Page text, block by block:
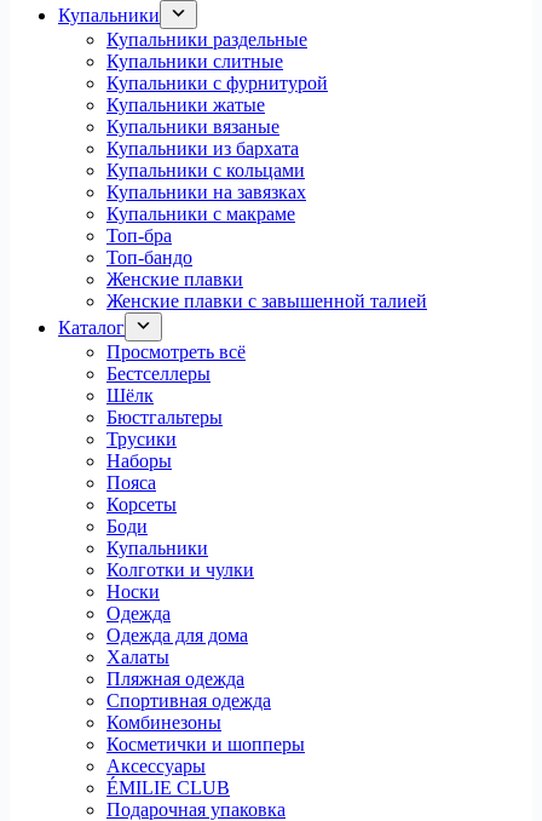
Купальники
Купальники раздельные
Купальники слитные
Купальники с фурнитурой
Купальники жатые
Купальники вязаные
Купальники из бархата
Купальники с кольцами
Купальники на завязках
Купальники с макраме
Топ-бра
Топ-бандо
Женские плавки
Женские плавки с завышенной талией
Каталог
Просмотреть всё
Бестселлеры
Шёлк
Бюстгальтеры
Трусики
Наборы
Пояса
Корсеты
Боди
Купальники
Колготки и чулки
Носки
Одежда
Одежда для дома
Халаты
Пляжная одежда
Спортивная одежда
Комбинезоны
Косметички и шопперы
Аксессуары
ÉMILIE CLUB
Подарочная упаковка